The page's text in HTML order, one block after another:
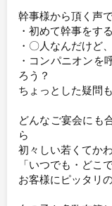
幹事様から頂く声
・初めて幹事をす
・〇人なんだけど
・コンパニオンを
ろう？
ちょっとした疑問
どんなご宴会にも
ら
初々しい若くてか
「いつでも・どこ
お客様にピッタリ